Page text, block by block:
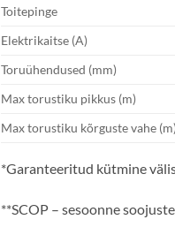
Toitepinge
Elektrikaitse (A)
Toruühendused (mm)
Max torustiku pikkus (m)
Max torustiku kõrguste vahe
*Garanteeritud kütmine
**SCOP – sesoonne